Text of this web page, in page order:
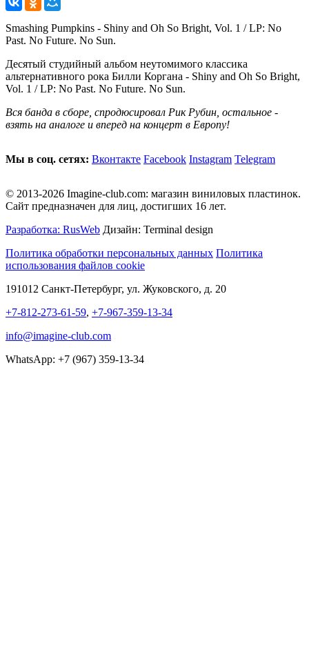
Smashing Pumpkins - Shiny and Oh So Bright, Vol. 1 / LP: No
Past. No Future. No Sun.
Десятый студийный альбом неутомимого классика
альтернативного рока Билли Коргана - Shiny and Oh So Bright,
Vol. 1 / LP: No Past. No Future. No Sun.
Вся банда в сборе, спродюсировал Рик Рубин, остальное -
взять на аналоге и вперед на концерт в Европу!
Мы в соц. сетях: Вконтакте Facebook Instagram Telegram
© 2013-2026 Imagine-club.com: магазин виниловых пластинок.
Сайт предназначен для лиц, достигших 16 лет.
Разработка: RusWeb Дизайн: Terminal design
Политика обработки персональных данных Политика
использования файлов cookie
191012 Санкт-Петербург, ул. Жуковского, д. 20
+7-812-273-61-59, +7-967-359-13-34
info@imagine-club.com
WhatsApp: +7 (967) 359-13-34